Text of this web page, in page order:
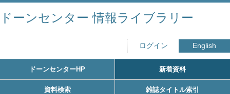
ドーンセンター 情報ライブラリー
ログイン English
ドーンセンターHP 新着資料
資料検索 雑誌タイトル索引